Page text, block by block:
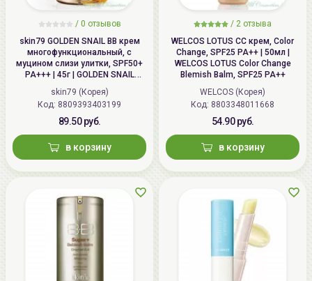
/ 0 отзывов
skin79 GOLDEN SNAIL ВВ крем
многофункциональный, с
муцином слизи улитки, SPF50+
PA+++ | 45г | GOLDEN SNAIL
Intensive BB Cream, SPF50+
PA+++
skin79 (Корея)
Код: 8809393403199
89.50 руб.
в корзину
/ 2 отзыва
WELCOS LOTUS СС крем, Color
Change, SPF25 PA++ | 50мл |
WELCOS LOTUS Color Change
Blemish Balm, SPF25 PA++
WELCOS (Корея)
Код: 8803348011668
54.90 руб.
в корзину